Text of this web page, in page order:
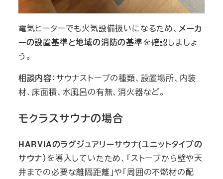
電気ヒーターでも火気設備扱いになるため、 メーカ
ーの設置基準と地域の消防の基準を確認しましょ
う。
相談内容：サウナストーブの種類、設置場所、内装
材、床面積、水風呂の有無、消火器など。
モクラスサウナの場合
HARVIAのラグジュアリーサウナ(ユニットタイプの
サウナ）を導入していたため、「ストーブから壁や天
井までの必要な離隔距離」や「周囲の不燃材の配